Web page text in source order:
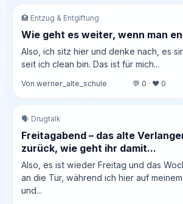
🏥 Entzug & Entgiftung
Wie geht es weiter, wenn man
Also, ich sitz hier und denke nach, es
seit ich clean bin. Das ist für mich...
Von werner_alte_schule 💬 0 · ❤️ 0
🗣️ Drugtalk
Freitagabend – das alte
zurück, wie geht ihr damit...
Also, es ist wieder Freitag und das
an die Tür, während ich hier auf
und...